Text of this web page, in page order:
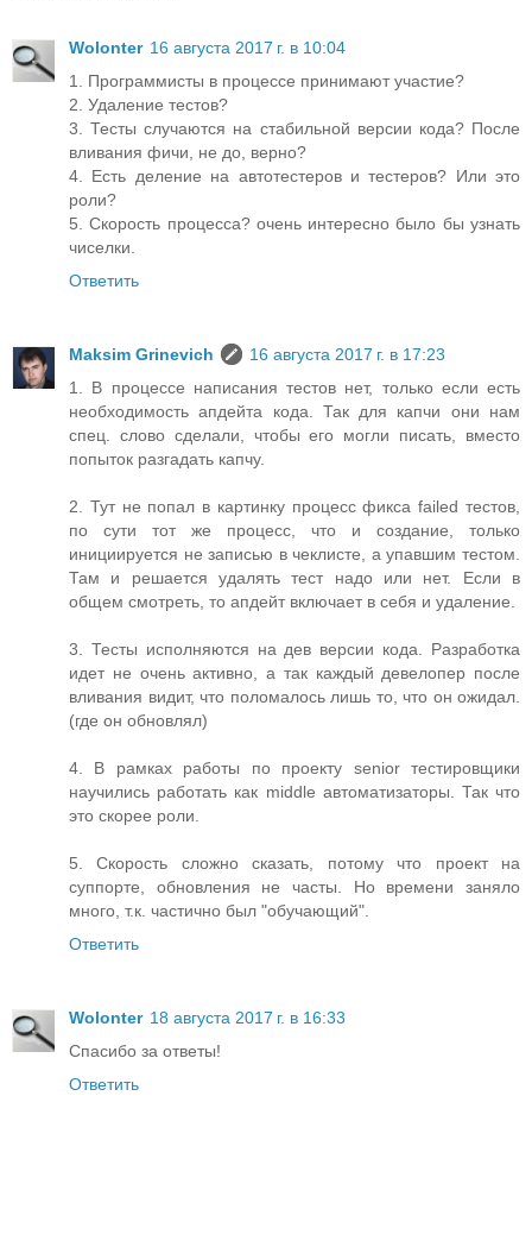
Wolonter 16 августа 2017 г. в 10:04
1. Программисты в процессе принимают участие?
2. Удаление тестов?
3. Тесты случаются на стабильной версии кода? После
вливания фичи, не до, верно?
4. Есть деление на автотестеров и тестеров? Или это
роли?
5. Скорость процесса? очень интересно было бы узнать
чиселки.
Ответить
Maksim Grinevich
16 августа 2017 г. в 17:23
1. В процессе написания тестов нет, только если есть
необходимость апдейта кода. Так для капчи они нам
спец. слово сделали, чтобы его могли писать, вместо
попыток разгадать капчу.
2. Тут не попал в картинку процесс фикса failed тестов,
по сути тот же процесс, что и создание, только
инициируется не записью в чеклисте, а упавшим тестом.
Там и решается удалять тест надо или нет. Если в
общем смотреть, то апдейт включает в себя и удаление.
3. Тесты исполняются на дев версии кода. Разработка
идет не очень активно, а так каждый девелопер после
вливания видит, что поломалось лишь то, что он ожидал.
(где он обновлял)
4. В рамках работы по проекту senior тестировщики
научились работать как middle автоматизаторы. Так что
это скорее роли.
5. Скорость сложно сказать, потому что проект на
суппорте, обновления не часты. Но времени заняло
много, т.к. частично был "обучающий".
Ответить
Wolonter 18 августа 2017 г. в 16:33
Спасибо за ответы!
Ответить